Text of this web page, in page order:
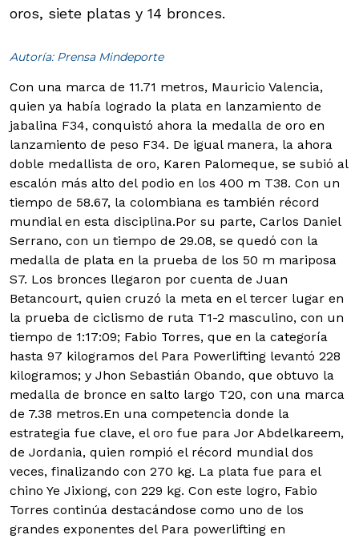
oros, siete platas y 14 bronces.
Autoría: Prensa Mindeporte
Con una marca de 11.71 metros, Mauricio Valencia,
quien ya había logrado la plata en lanzamiento de
jabalina F34, conquistó ahora la medalla de oro en
lanzamiento de peso F34. De igual manera, la ahora
doble medallista de oro, Karen Palomeque, se subió al
escalón más alto del podio en los 400 m T38. Con un
tiempo de 58.67, la colombiana es también récord
mundial en esta disciplina.Por su parte, Carlos Daniel
Serrano, con un tiempo de 29.08, se quedó con la
medalla de plata en la prueba de los 50 m mariposa
S7. Los bronces llegaron por cuenta de Juan
Betancourt, quien cruzó la meta en el tercer lugar en
la prueba de ciclismo de ruta T1-2 masculino, con un
tiempo de 1:17:09; Fabio Torres, que en la categoría
hasta 97 kilogramos del Para Powerlifting levantó 228
kilogramos; y Jhon Sebastián Obando, que obtuvo la
medalla de bronce en salto largo T20, con una marca
de 7.38 metros.En una competencia donde la
estrategia fue clave, el oro fue para Jor Abdelkareem,
de Jordania, quien rompió el récord mundial dos
veces, finalizando con 270 kg. La plata fue para el
chino Ye Jixiong, con 229 kg. Con este logro, Fabio
Torres continúa destacándose como uno de los
grandes exponentes del Para powerlifting en